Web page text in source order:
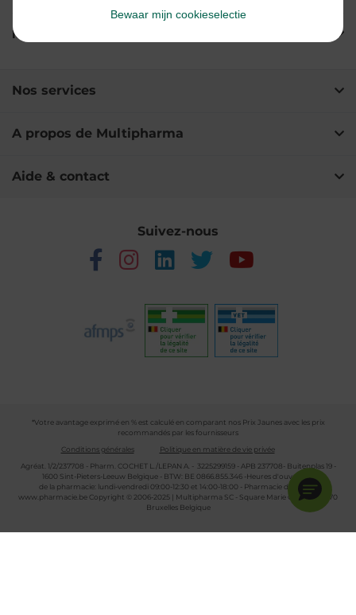
Ingrédients
Nos services
A propos de Multipharma
Aide & contact
Suivez-nous
*Votre avantage exprimé en % est calculé en comparant nos Prix Jaunes avec les prix
recommandés par les fournisseurs
Conditions générales
Politique en matière de vie privée
Agréat. 1/2/237708 - Pharm. COCHET L./LEPAN A. - 3225299159 - APB 237708- Buitenplas 19 -
1600 Sint-Pieters-Leeuw Belgique - BTW: BE 0866.855.346 -Heures d'ouverture
de la pharmacie: lundi-vendredi 09:00-12:30 et 14:00-18:00 - Pharmacie de garde :
www.pharmacie.beCopyright © 2006-2025 | Multipharma SC - Square Marie Curie 30 - 1070
Bruxelles Belgique
Bewaar mijn cookieselectie